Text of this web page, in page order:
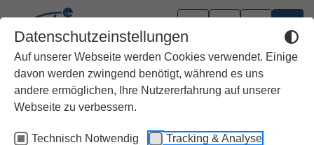
Datenschutzeinstellungen
Auf unserer Webseite werden Cookies verwendet. Einige
davon werden zwingend benötigt, während es uns
andere ermöglichen, Ihre Nutzererfahrung auf unserer
Webseite zu verbessern.
Technisch Notwendig Tracking & Analyse